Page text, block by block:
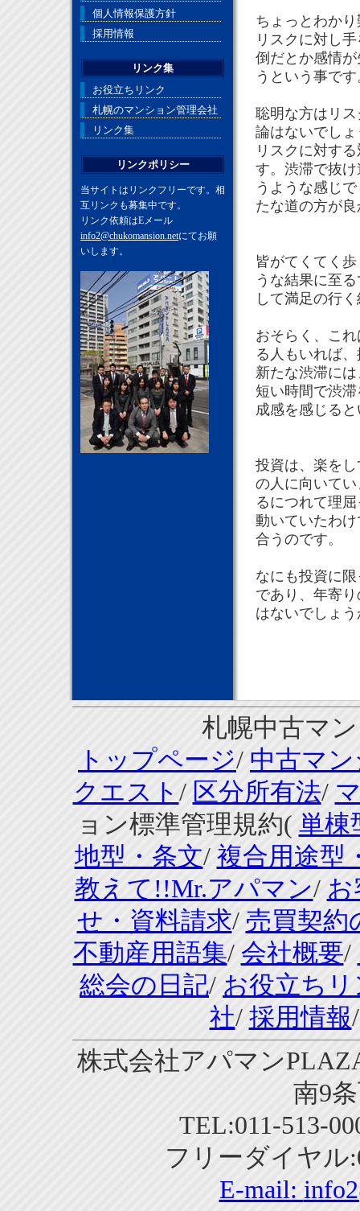
ちょっとわか
リスクに対し
倒だとか感情
うという事です
聡明な方はリ
論はないでし
リスクに対す
す。渋滞で抜
うような感じ
たな道の方が
皆がてくてく
うな結果に至
して満足の行
おそらく、こ
る人もいれば
新たな渋滞に
短い時間で渋
成感を感じる
投資は、楽を
の人に向いて
るにつれて理
動いていたわ
合うのです。
なにも投資に
であり、年寄
はないでしょう
個人情報保護方針
採用情報
リンク集
お役立ちリンク
札幌のマンション管理会社
リンク集
リンクポリシー
当サイトはリンクフリーです。相
互リンクも募集中です。
リンク依頼はEメール
info2@chukomansion.netにてお願
いします。
札幌中古マ
トップページ/ 中古マ
クエスト / 区分所有法/
ョン標準管理規約( 単棟
地型・条文/ 複合用途型
教えて!!Mr.アパマン/ お
せ・資料請求/ 売買契約
不動産用語集/ 会社概要/
総会の日記/ お役立ち
社/ 採用情報
株式会社アパマン
南9
TEL:011-513-
フリーダイヤル
E-mail: